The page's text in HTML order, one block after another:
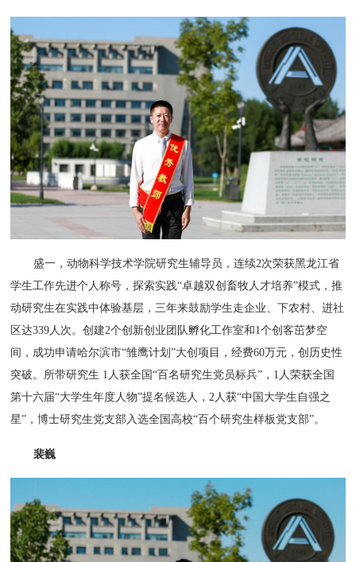
盛一，动物科学技术学院研究生辅导员，连续2次荣获黑龙江省
学生工作先进个人称号，探索实践“卓越双创畜牧人才培养”模式，推
动研究生在实践中体验基层，三年来鼓励学生走企业、下农村、进社
区达339人次。创建2个创新创业团队孵化工作室和1个创客茁梦空
间，成功申请哈尔滨市“雏鹰计划”大创项目，经费60万元，创历史性
突破。所带研究生 1人获全国“百名研究生党员标兵”，1人荣获全国
第十六届“大学生年度人物”提名候选人，2人获“中国大学生自强之
星”，博士研究生党支部入选全国高校“百个研究生样板党支部”。
裴巍